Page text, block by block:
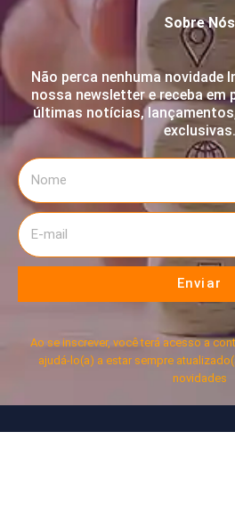
Sobre Nós
Não perca nenhuma novidade
nossa newsletter e receba em
últimas notícias,
exclusivas.
Enviar
Ao se inscrever, você terá acesso a
ajudá-lo(a) a estar sempre
novidades